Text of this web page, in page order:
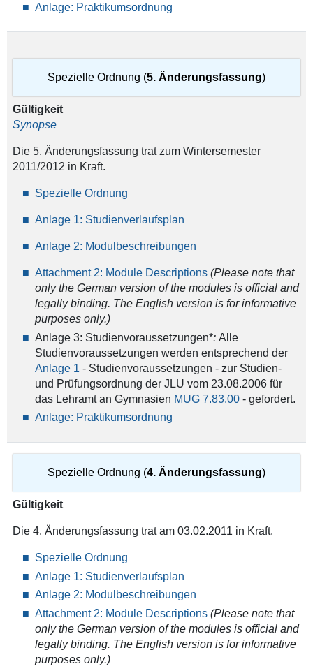
Anlage: Praktikumsordnung
Spezielle Ordnung (5. Änderungsfassung)
Gültigkeit
Synopse
Die 5. Änderungsfassung trat zum Wintersemester
2011/2012 in Kraft.
Spezielle Ordnung
Anlage 1: Studienverlaufsplan
Anlage 2: Modulbeschreibungen
Attachment 2: Module Descriptions(Please note that
only the German version of the modules is official and
legally binding. The English version is for informative
purposes only.)
Anlage 3: Studienvoraussetzungen*: Alle
Studienvoraussetzungen werden entsprechend der
Anlage 1 - Studienvoraussetzungen - zur Studien-
und Prüfungsordnung der JLU vom 23.08.2006 für
das Lehramt an Gymnasien MUG 7.83.00- gefordert.
Anlage: Praktikumsordnung
Spezielle Ordnung (4. Änderungsfassung)
Gültigkeit
Die 4. Änderungsfassung trat am 03.02.2011 in Kraft.
Spezielle Ordnung
Anlage 1: Studienverlaufsplan
Anlage 2: Modulbeschreibungen
Attachment 2: Module Descriptions(Please note that
only the German version of the modules is official and
legally binding. The English version is for informative
purposes only.)